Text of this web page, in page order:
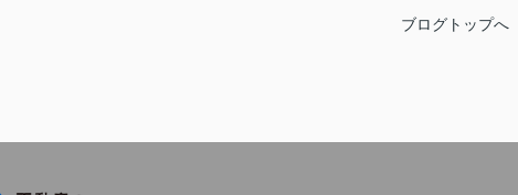
ブログトップへ